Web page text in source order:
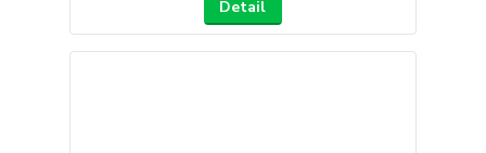
Detail